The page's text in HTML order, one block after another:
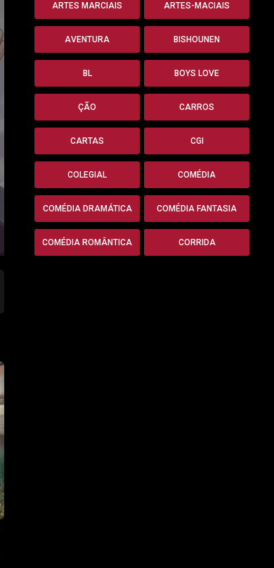
ARTES MARCIAIS ARTES-MACIAIS
AVENTURA BISHOUNEN
BL BOYS LOVE
ÇÃO CARROS
CARTAS CGI
COLEGIAL COMÉDIA
COMÉDIA DRAMÁTICA COMÉDIA FANTASIA
COMÉDIA ROMÂNTICA CORRIDA